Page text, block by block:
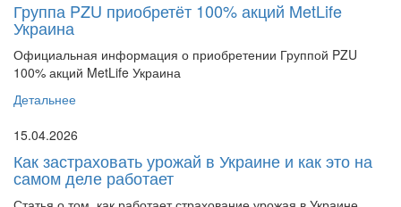
Группа PZU приобретёт 100% акций MetLife
Украина
Официальная информация о приобретении Группой PZU
100% акций MetLife Украина
Детальнее
15.04.2026
Как застраховать урожай в Украине и как это на
самом деле работает